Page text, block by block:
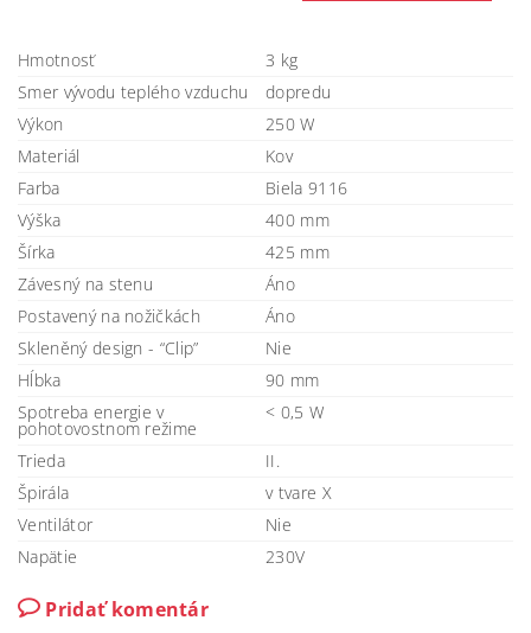
Hmotnosť
3 kg
Smer vývodu teplého vzduchu
dopredu
Výkon
250 W
Materiál
Kov
Farba
Biela 9116
Výška
400 mm
Šírka
425 mm
Závesný na stenu
Áno
Postavený na nožičkách
Áno
Skleněný design - “Clip”
Nie
Hĺbka
90 mm
Spotreba energie v
pohotovostnom režime
< 0,5 W
Trieda
II.
Špirála
v tvare X
Ventilátor
Nie
Napätie
230V
Pridať komentár